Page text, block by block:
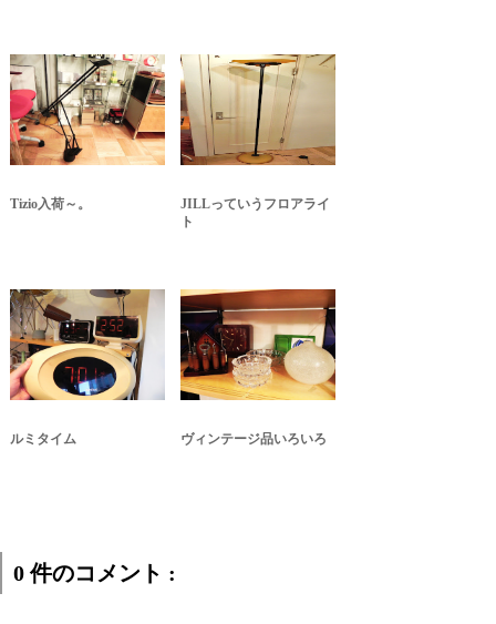
Tizio入荷～。
JILLっていうフロアライ
ト
ルミタイム ヴィンテージ品いろいろ
0 件のコメント :